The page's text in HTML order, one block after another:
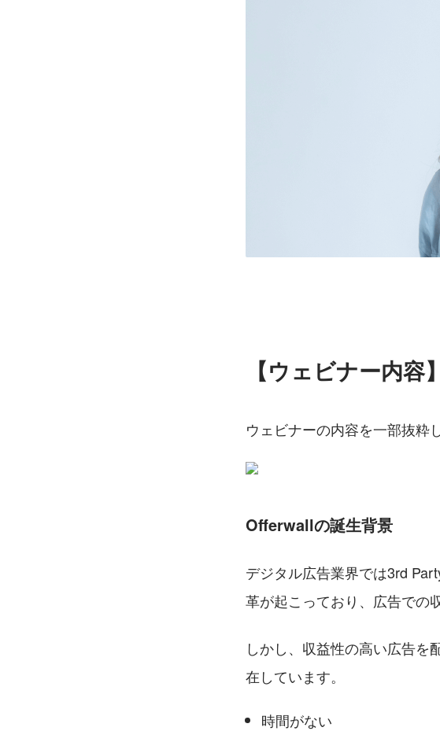
【ウェビナー内容】
ウェビナーの内容を一部抜粋
Offerwallの誕生背景
デジタル広告業界では3rd
革が起こっており、広告での
しかし、収益性の高い広告を
在しています。
時間がない